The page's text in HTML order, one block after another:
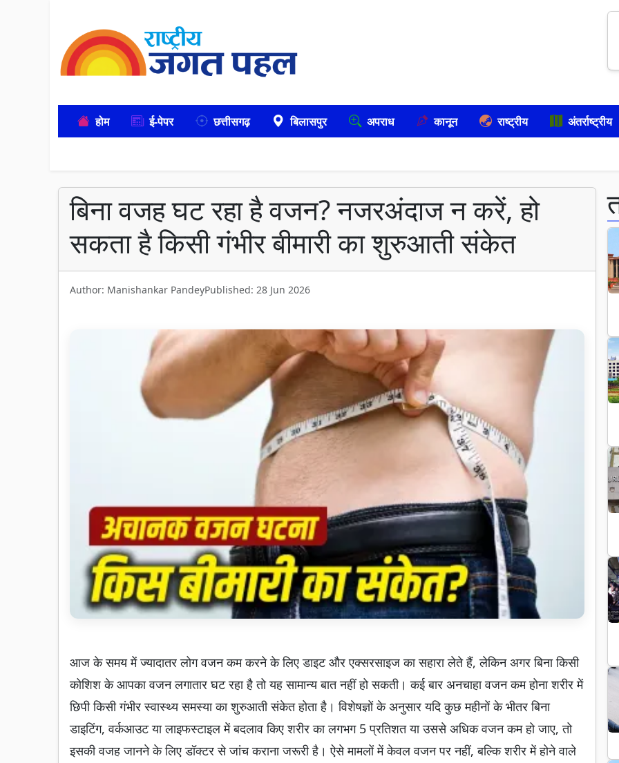
होम ई-पेपर छत्तीसगढ़ बिलासपुर अपराध कानून राष्ट्रीय अंतर्राष्ट्रीय
बिना वजह घट रहा है वजन? नजरअंदाज न करें, हो
सकता है किसी गंभीर बीमारी का शुरुआती संकेत
Author: Manishankar PandeyPublished: 28 Jun 2026
आज के समय में ज्यादातर लोग वजन कम करने के लिए डाइट और एक्सरसाइज का सहारा लेते हैं, लेकिन अगर बिना किसी
कोशिश के आपका वजन लगातार घट रहा है तो यह सामान्य बात नहीं हो सकती। कई बार अनचाहा वजन कम होना शरीर में
छिपी किसी गंभीर स्वास्थ्य समस्या का शुरुआती संकेत होता है। विशेषज्ञों के अनुसार यदि कुछ महीनों के भीतर बिना
डाइटिंग, वर्कआउट या लाइफस्टाइल में बदलाव किए शरीर का लगभग 5 प्रतिशत या उससे अधिक वजन कम हो जाए, तो
इसकी वजह जानने के लिए डॉक्टर से जांच कराना जरूरी है। ऐसे मामलों में केवल वजन पर नहीं, बल्कि शरीर में होने वाले